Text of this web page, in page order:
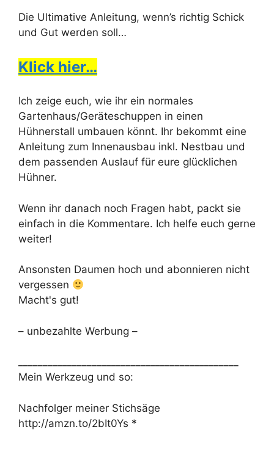
Die Ultimative Anleitung, wenn’s richtig Schick
und Gut werden soll…
Klick hier…
Ich zeige euch, wie ihr ein normales
Gartenhaus/Geräteschuppen in einen
Hühnerstall umbauen könnt. Ihr bekommt eine
Anleitung zum Innenausbau inkl. Nestbau und
dem passenden Auslauf für eure glücklichen
Hühner.
Wenn ihr danach noch Fragen habt, packt sie
einfach in die Kommentare. Ich helfe euch gerne
weiter!
Ansonsten Daumen hoch und abonnieren nicht
vergessen
Macht's gut!
– unbezahlte Werbung –
Mein Werkzeug und so:
Nachfolger meiner Stichsäge
http://amzn.to/2bIt0Ys *